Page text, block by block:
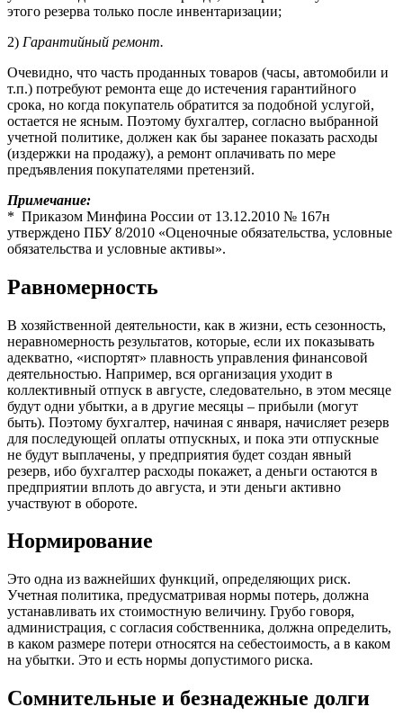
этого резерва только после инвентаризации;
2) Гарантийный ремонт.
Очевидно, что часть проданных товаров (часы, автомобили и
т.п.) потребуют ремонта еще до истечения гарантийного
срока, но когда покупатель обратится за подобной услугой,
остается не ясным. Поэтому бухгалтер, согласно выбранной
учетной политике, должен как бы заранее показать расходы
(издержки на продажу), а ремонт оплачивать по мере
предъявления покупателями претензий.
Примечание:
* Приказом Минфина России от 13.12.2010 № 167н
утверждено ПБУ 8/2010 «Оценочные обязательства, условные
обязательства и условные активы».
Равномерность
В хозяйственной деятельности, как в жизни, есть сезонность,
неравномерность результатов, которые, если их показывать
адекватно, «испортят» плавность управления финансовой
деятельностью. Например, вся организация уходит в
коллективный отпуск в августе, следовательно, в этом месяце
будут одни убытки, а в другие месяцы – прибыли (могут
быть). Поэтому бухгалтер, начиная с января, начисляет резерв
для последующей оплаты отпускных, и пока эти отпускные
не будут выплачены, у предприятия будет создан явный
резерв, ибо бухгалтер расходы покажет, а деньги остаются в
предприятии вплоть до августа, и эти деньги активно
участвуют в обороте.
Нормирование
Это одна из важнейших функций, определяющих риск.
Учетная политика, предусматривая нормы потерь, должна
устанавливать их стоимостную величину. Грубо говоря,
администрация, с согласия собственника, должна определить,
в каком размере потери относятся на себестоимость, а в каком
на убытки. Это и есть нормы допустимого риска.
Сомнительные и безнадежные долги